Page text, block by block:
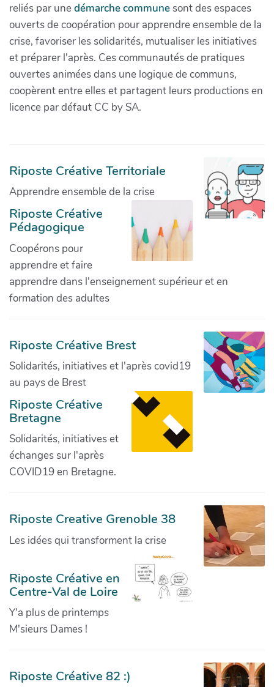
reliés par unedémarche communesont des espaces
ouverts de coopération pour apprendre ensemble de la
crise, favoriser les solidarités, mutualiser les initiatives
et préparer l'après. Ces communautés de pratiques
ouvertes animées dans une logique de communs,
coopèrent entre elles et partagent leurs productions en
licence par défaut CC by SA.
Riposte Créative Territoriale
Apprendre ensemble de la crise
Riposte Créative
Pédagogique
Coopérons pour
apprendre et faire
apprendre dans l'enseignement supérieur et en
formation des adultes
Riposte Créative Brest
Solidarités, initiatives et l'après covid19
au pays de Brest
Riposte Créative
Bretagne
Solidarités, initiatives et
échanges sur l'après
COVID19 en Bretagne.
Riposte Creative Grenoble 38
Les idées qui transforment la crise
Riposte Créative en
Centre-Val de Loire
Y'a plus de printemps
M'sieurs Dames !
Riposte Créative 82 :)